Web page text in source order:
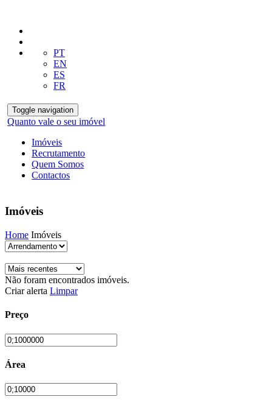
PT
EN
ES
FR
Toggle navigation
Quanto vale o seu imóvel
Imóveis
Recrutamento
Quem Somos
Contactos
Imóveis
Home Imóveis
Não foram encontrados imóveis.
Criar alerta Limpar
Preço
Área